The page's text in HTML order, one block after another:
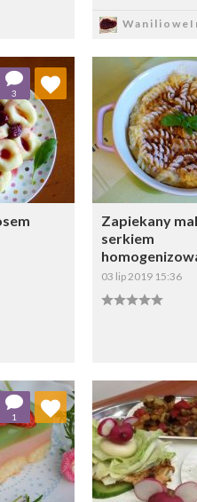
3
listę:
Zapiekany
serkiem
03 lip 2019 15:36
Dodaj
1
listę:
Dodaj